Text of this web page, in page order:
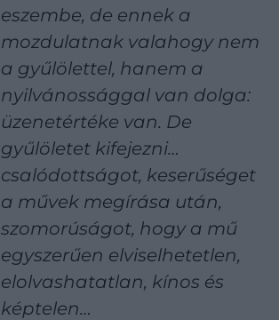
eszembe, de ennek a
mozdulatnak valahogy nem
a gyűlölettel, hanem a
nyilvánossággal van dolga:
üzenetértéke van. De
gyűlöletet kifejezni…
csalódottságot, keserűséget
a művek megírása után,
szomorúságot, hogy a mű
egyszerűen elviselhetetlen,
elolvashatatlan, kínos és
képtelen…